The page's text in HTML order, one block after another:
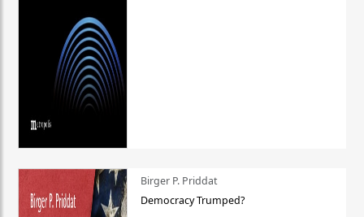
Birger P. Priddat
Democracy Trumped?